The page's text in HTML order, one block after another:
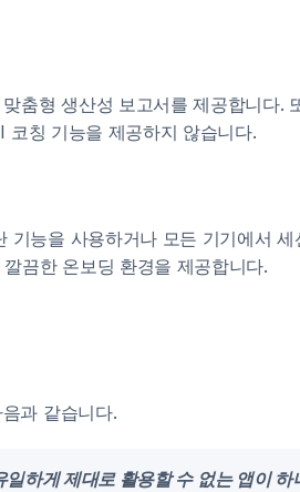
형 생산성 보고서를 제공합니다.
칭 기능을 제공하지 않습니다.
능을 사용하거나 모든 기기에서
끔한 온보딩 환경을 제공합니다.
과 같습니다.
하게 제대로 활용할 수 없는 앱이